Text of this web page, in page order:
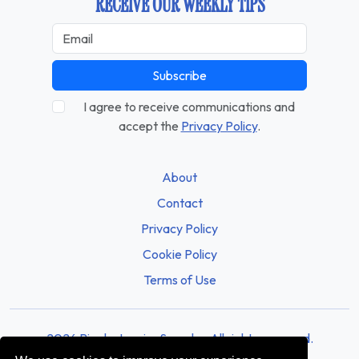
RECEIVE OUR WEEKLY TIPS
Subscribe
I agree to receive communications and
accept the Privacy Policy.
About
Contact
Privacy Policy
Cookie Policy
Terms of Use
2026 Rio de Janeiro Sounds - All rights reserved.